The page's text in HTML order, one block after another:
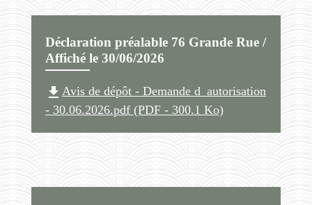
Déclaration préalable 76 Grande Rue /
Affiché le 30/06/2026
file_download Avis de dépôt - Demande d_autorisation
- 30.06.2026.pdf (PDF - 300.1 Ko)